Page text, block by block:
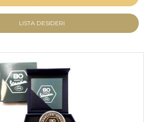
LISTA DESIDERI